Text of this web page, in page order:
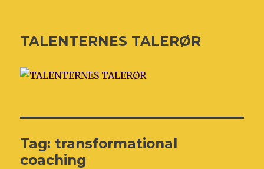
TALENTERNES TALERØR
Tag: transformational
coaching